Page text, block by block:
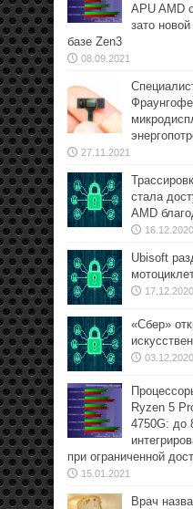
APU AMD
зато
базе Zen3
08.09.2021
27.11.2021
стала
AMD
16.12.2020
Ubisoft
17.12.2020
«Сбер»
03.12.2020
Ryzen 5
4750G: до
при ограниченной
15.01.2021
Врач